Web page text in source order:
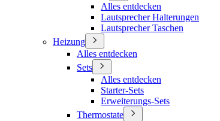
Alles entdecken
Lautsprecher Halterungen
Lautsprecher Taschen
Heizung
Alles entdecken
Sets
Alles entdecken
Starter-Sets
Erweiterungs-Sets
Thermostate